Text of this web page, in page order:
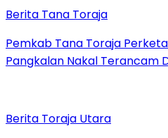
Berita Tana Toraja
Pemkab Tana Toraja
Pangkalan Nakal Terancam
Berita Toraja Utara